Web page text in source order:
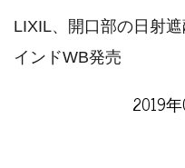
LIXIL、開口部の日射
インドWB発売
2019